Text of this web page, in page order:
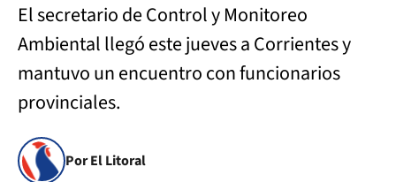
El secretario de Control y Monitoreo
Ambiental llegó este jueves a Corrientes y
mantuvo un encuentro con funcionarios
provinciales.
Por El Litoral